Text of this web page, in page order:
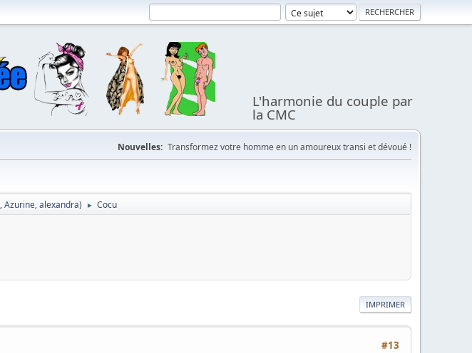
L'harmonie du couple par
la CMC
Nouvelles: Transformez votre homme en un amoureux transi et dévoué !
,Azurine,alexandra) ► Cocu
IMPRIMER
#13